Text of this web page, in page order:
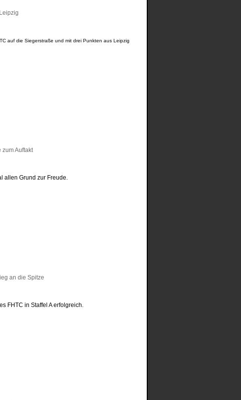
auf die Siegerstraße und mit drei Punkten aus Leipzig
allen Grund zur Freude.
FHTC in Staffel A erfolgreich.